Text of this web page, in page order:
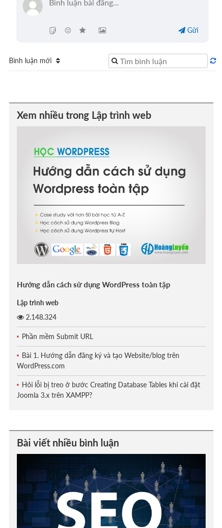
Gửi
Bình luận mới
Xem nhiều trong Lập trình web
Hướng dẫn cách sử dụng WordPress toàn tập
Lập trình web
2.148.324
Phần mềm Submit URL
Bài 1. Hướng dẫn đăng ký và tạo Website/blog trên
WordPress.com
Hỏi lỗi bị treo ở bước Creating Database Tables khi cài đặt
Joomla 3.x trên XAMPP?
Bài viết nhiều bình luận